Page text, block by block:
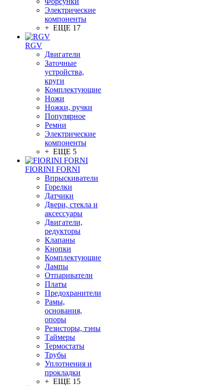
Электрические
компоненты
+ ЕЩЕ 17
RGV
Двигатели
Заточные
устройства,
круги
Комплектующие
Ножи
Ножки, ручки
Популярное
Ремни
Электрические
компоненты
+ ЕЩЕ 5
FIORINI FORNI
Впрыскиватели
Горелки
Датчики
Двери, стекла и
аксессуары
Двигатели,
редукторы
Клапаны
Кнопки
Комплектующие
Лампы
Отпариватели
Платы
Предохранители
Рамы,
основания,
опоры
Резисторы, тэны
Таймеры
Термостаты
Трубы
Уплотнения и
прокладки
+ ЕЩЕ 15